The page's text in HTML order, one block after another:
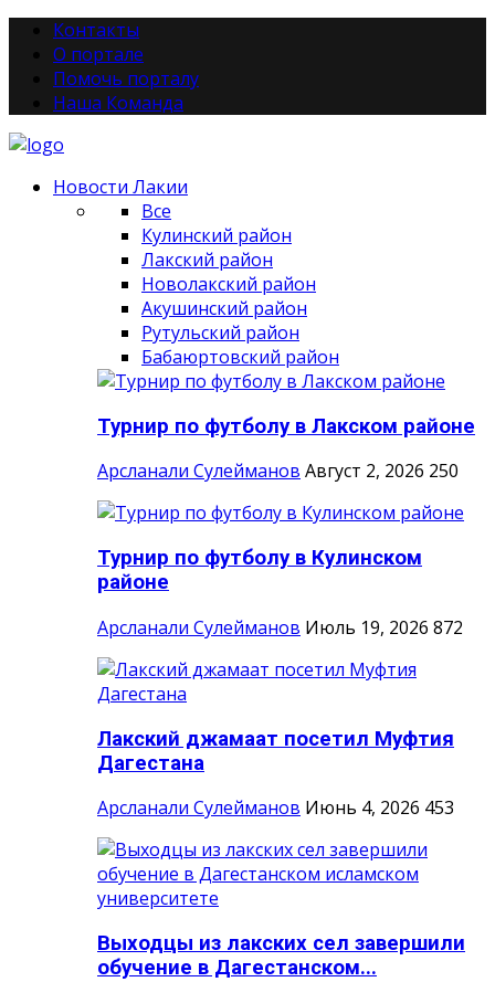
Контакты
О портале
Помочь порталу
Наша Команда
Новости Лакии
Все
Кулинский район
Лакский район
Новолакский район
Акушинский район
Рутульский район
Бабаюртовский район
Турнир по футболу в Лакском районе
Арсланали Сулейманов Август 2, 2026 250
Турнир по футболу в Кулинском
районе
Арсланали Сулейманов Июль 19, 2026 872
Лакский джамаат посетил Муфтия
Дагестана
Арсланали Сулейманов Июнь 4, 2026 453
Выходцы из лакских сел завершили
обучение в Дагестанском...